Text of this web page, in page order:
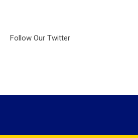
Follow Our Twitter